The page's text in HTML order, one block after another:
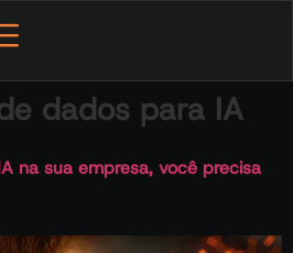
dados para IA
na sua empresa, você precisa